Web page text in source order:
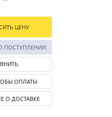
ЦЕНУ
ПОСТУПЛЕНИИ
ОПЛАТЫ
О ДОСТАВКЕ